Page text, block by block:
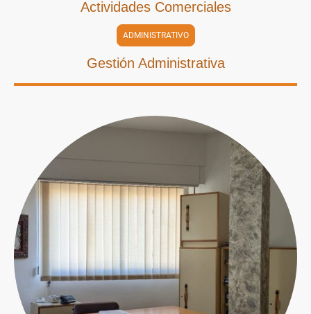
Actividades Comerciales
ADMINISTRATIVO
Gestión Administrativa